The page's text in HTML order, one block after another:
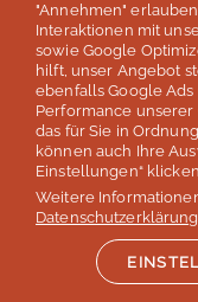
§6)
nicht
"Annehmen"
Interaktionen mit
sowie Google
hilft, unser Angebot
ebenfalls Google
Performance
das für Sie in
können auch Ihre
Einstellungen“
Weitere
Datenschutzerklärung